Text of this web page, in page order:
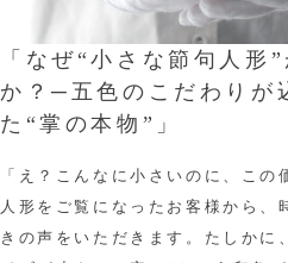
「なぜ“小さな節句人形
か？─五色のこだわりが
た“掌の本物”」
「え？こんなに小さいのに、この
人形をご覧になったお客様から、
きの声をいただきます。たしかに